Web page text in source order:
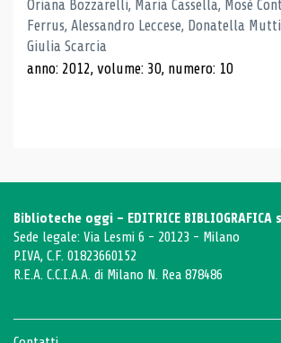
Oriana Bozzarelli, Maria Cassella, Mosé
Ferrus, Alessandro Leccese, Donatella
Giulia Scarcia
anno: 2012, volume: 30, numero: 10
Biblioteche oggi - EDITRICE BIBLIOGRAFICA
Sede legale: Via Lesmi 6 - 20123 - Milano
P.IVA, C.F. 01823660152
R.E.A. C.C.I.A.A. di Milano N. Rea 878486